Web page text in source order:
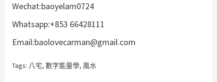
Wechat:baoyelam0724
Whatsapp:+853 66428111
Email:baolovecarman@gmail.com
Tags: 八宅, 數字能量學, 風水